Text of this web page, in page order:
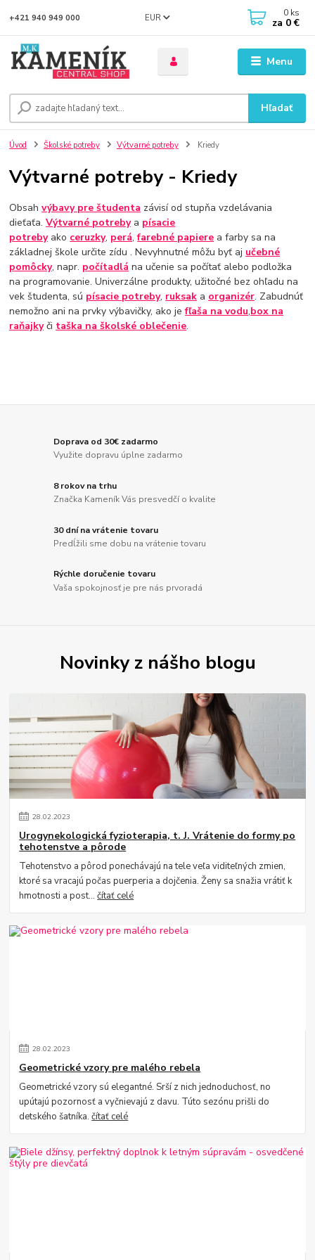
Menu
EUR
Hľadať
+421 940 949 000 0 ks
za 0 €
Úvod Školské potreby Výtvarné potreby Kriedy
Výtvarné potreby - Kriedy
Obsahvýbavy pre študenta závisí od stupňa vzdelávania
dieťaťa.Výtvarné potrebya písacie
potrebyako ceruzky, perá,farebné papiere a farby sa na
základnej škole určite zídu . Nevyhnutné môžu byť aj učebné
pomôcky, napr. počítadlá na učenie sa počítať alebo podložka
na programovanie. Univerzálne produkty, užitočné bez ohľadu na
vek študenta, sú písacie potreby, ruksak a organizér. Zabudnúť
nemožno ani na prvky výbavičky, ako jefľaša na vodu,box na
raňajkyči taška na školské oblečenie.
Doprava od 30€ zadarmo
Využite dopravu úplne zadarmo
8 rokov na trhu
Značka Kameník Vás presvedčí o kvalite
30 dní na vrátenie tovaru
Predĺžili sme dobu na vrátenie tovaru
Rýchle doručenie tovaru
Vaša spokojnosť je pre nás prvoradá
Novinky z nášho blogu
28.02.2023
Urogynekologická fyzioterapia, t. J. Vrátenie do formy po
tehotenstve a pôrode
Tehotenstvo a pôrod ponechávajú na tele veľa viditeľných zmien,
ktoré sa vracajú počas puerperia a dojčenia. Ženy sa snažia vrátiť k
hmotnosti a post...čítať celé
28.02.2023
Geometrické vzory pre malého rebela
Geometrické vzory sú elegantné. Srší z nich jednoduchosť, no
upútajú pozornosť a vyčnievajú z davu. Túto sezónu prišli do
detského šatníka.čítať celé